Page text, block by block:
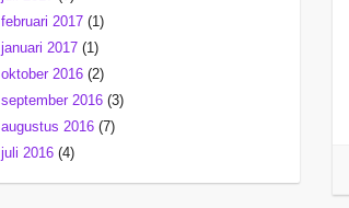
februari 2017 (1)
januari 2017 (1)
oktober 2016 (2)
september 2016 (3)
augustus 2016 (7)
juli 2016 (4)